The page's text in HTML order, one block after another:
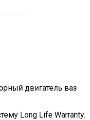
двигатель ваз
Long Life Warranty.